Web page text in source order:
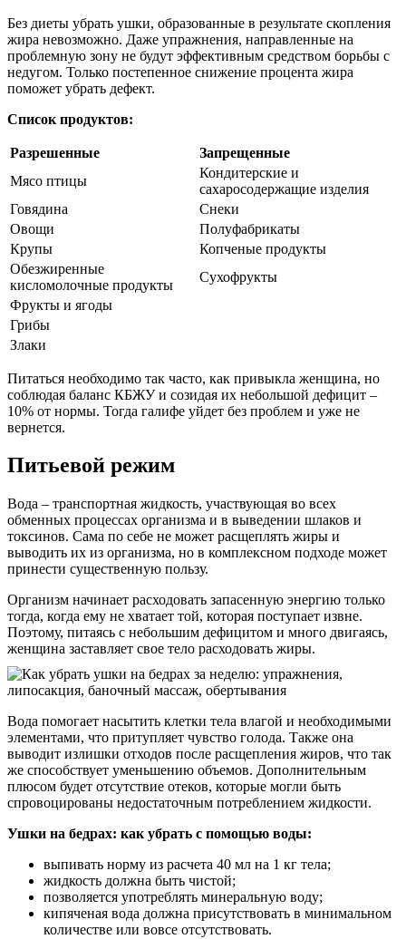
Без диеты убрать ушки, образованные в результате скопления
жира невозможно. Даже упражнения, направленные на
проблемную зону не будут эффективным средством борьбы с
недугом. Только постепенное снижение процента жира
поможет убрать дефект.
Список продуктов:
Разрешенные
Запрещенные
Мясо птицы
Кондитерские и
сахаросодержащие изделия
Говядина
Снеки
Овощи
Полуфабрикаты
Крупы
Копченые продукты
Обезжиренные
кисломолочные продукты
Сухофрукты
Фрукты и ягоды
Грибы
Злаки
Питаться необходимо так часто, как привыкла женщина, но
соблюдая баланс КБЖУ и созидая их небольшой дефицит –
10% от нормы. Тогда галифе уйдет без проблем и уже не
вернется.
Питьевой режим
Вода – транспортная жидкость, участвующая во всех
обменных процессах организма и в выведении шлаков и
токсинов. Сама по себе не может расщеплять жиры и
выводить их из организма, но в комплексном подходе может
принести существенную пользу.
Организм начинает расходовать запасенную энергию только
тогда, когда ему не хватает той, которая поступает извне.
Поэтому, питаясь с небольшим дефицитом и много двигаясь,
женщина заставляет свое тело расходовать жиры.
Вода помогает насытить клетки тела влагой и необходимыми
элементами, что притупляет чувство голода. Также она
выводит излишки отходов после расщепления жиров, что так
же способствует уменьшению объемов. Дополнительным
плюсом будет отсутствие отеков, которые могли быть
спровоцированы недостаточным потреблением жидкости.
Ушки на бедрах: как убрать с помощью воды:
выпивать норму из расчета 40 мл на 1 кг тела;
жидкость должна быть чистой;
позволяется употреблять минеральную воду;
кипяченая вода должна присутствовать в минимальном
количестве или вовсе отсутствовать.